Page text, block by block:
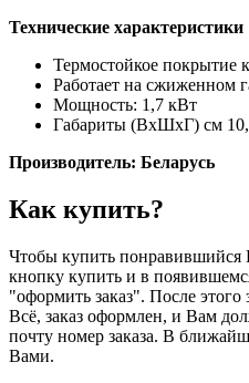
Технические характеристики
Термостойкое покрытие
Работает на сжиженном
Мощность: 1,7 кВт
Габариты (ВхШхГ) см
Производитель: Беларусь
Как купить?
Чтобы купить понравившийся
кнопку купить и в
"оформить заказ". После
Всё, заказ оформлен, и Вам
почту номер заказа. В
Вами.